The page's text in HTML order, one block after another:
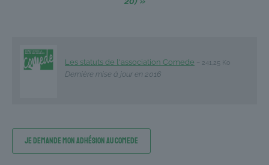
Les statuts de l'association Comede – 241,25 Ko
Dernière mise à jour en 2016
Je demande mon adhésion au Comede